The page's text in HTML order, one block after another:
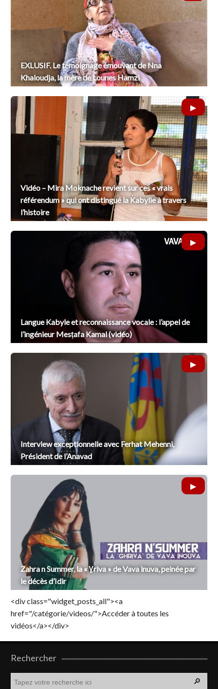
EXLUSIF. Le témoignage émouvant de Nna
Khaloudja, la mère de Lounes Hamzi
Vidéo – Mira Moknache revient sur ces « vrais
référendum » qui ont distingué la Kabylie à travers
l’histoire
Langue Kabyle et reconnaissance vocale : l’appel de
l’ingénieur Mesṭafa Kamal (vidéo)
Interview exceptionnelle avec Ferhat Mehenni,
Président de l’Anavad
Zahra n Summer, la « Ɣriva » de Vava inuva, peinée par
le décès d’Idir
<div class="widget_posts_all"><a
href="/catégorie/videos/">Accéder à toutes les
vidéos</a></div>
Rechercher